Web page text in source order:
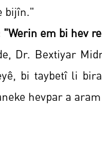
bijîn."
em bi hev
Dr. Bextiyar
bi taybetî li
hevpar a